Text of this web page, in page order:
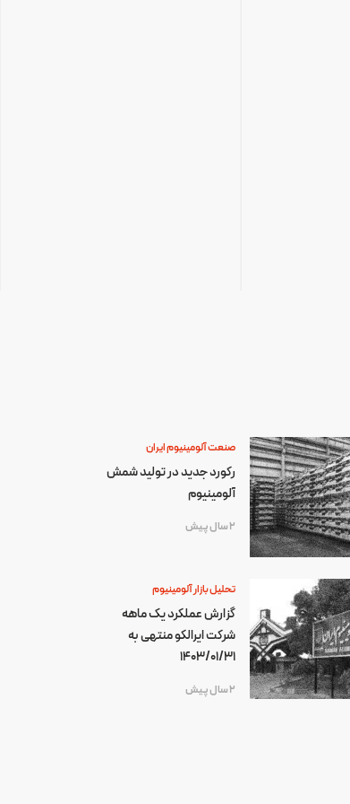
صنعت آلومینیوم ایران
رکورد جدید در تولید شمش
آلومینیوم
2 سال پیش
تحلیل بازار آلومینیوم
گزارش عملکرد یک ماهه
شرکت ایرالکو منتهی به
1403/01/31
2 سال پیش